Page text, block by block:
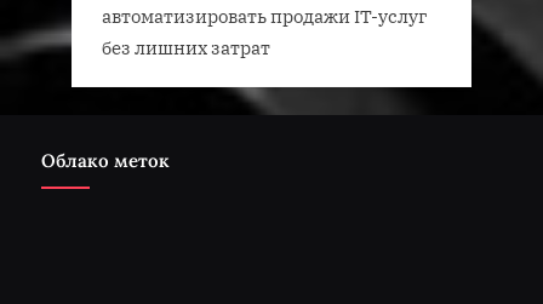
автоматизировать продажи IT-услуг
без лишних затрат
Облако меток